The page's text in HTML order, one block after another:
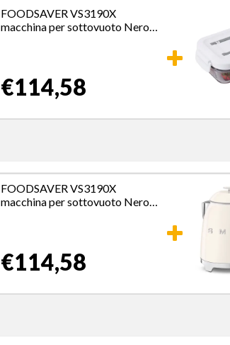
FOODSAVER VS3190X
macchina per sottovuoto Nero,
€114,58
FOODSAVER VS3190X
macchina per sottovuoto Nero,
€114,58